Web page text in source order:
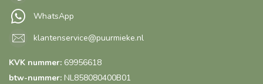
WhatsApp
klantenservice@puurmieke.nl
KVK nummer: 69956618
btw-nummer: NL858080400B01